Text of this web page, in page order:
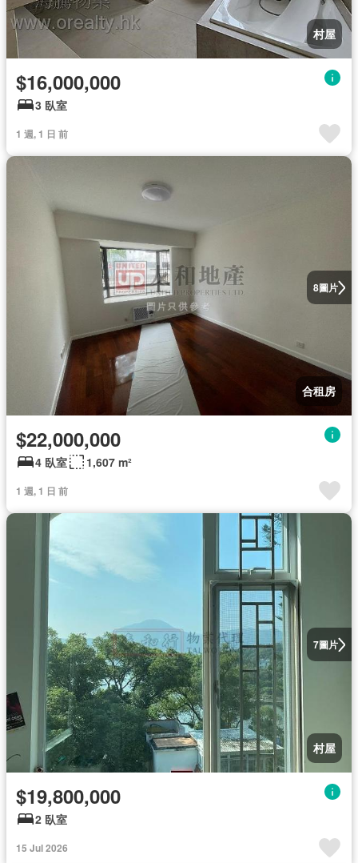
村屋
$16,000,000
3 臥室
1 週, 1 日 前
8圖片
合租房
$22,000,000
4 臥室 1,607 m²
1 週, 1 日 前
7圖片
村屋
$19,800,000
2 臥室
15 Jul 2026